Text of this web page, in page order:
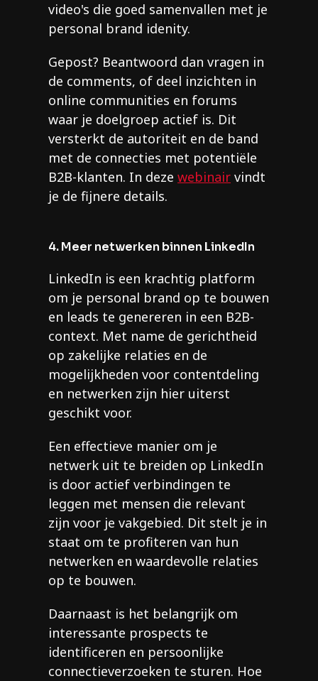
video's die goed samenvallen met je
personal brand idenity.
Gepost? Beantwoord dan vragen in
de comments, of deel inzichten in
online communities en forums
waar je doelgroep actief is. Dit
versterkt de autoriteit en de band
met de connecties met potentiële
B2B-klanten. In deze webinair vindt
je de fijnere details.
4. Meer netwerken binnen LinkedIn
LinkedIn is een krachtig platform
om je personal brand op te bouwen
en leads te genereren in een B2B-
context. Met name de gerichtheid
op zakelijke relaties en de
mogelijkheden voor contentdeling
en netwerken zijn hier uiterst
geschikt voor.
Een effectieve manier om je
netwerk uit te breiden op LinkedIn
is door actief verbindingen te
leggen met mensen die relevant
zijn voor je vakgebied. Dit stelt je in
staat om te profiteren van hun
netwerken en waardevolle relaties
op te bouwen.
Daarnaast is het belangrijk om
interessante prospects te
identificeren en persoonlijke
connectieverzoeken te sturen. Hoe